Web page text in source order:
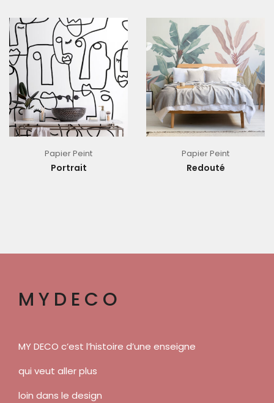
Papier Peint
Portrait
Papier Peint
Redouté
MYDECO
MY DECO c’est l’histoire d’une enseigne
qui veut aller plus
loin dans le design